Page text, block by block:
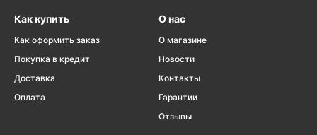
Как купить
Как оформить заказ
Покупка в кредит
Доставка
Оплата
О нас
О магазине
Новости
Контакты
Гарантии
Отзывы